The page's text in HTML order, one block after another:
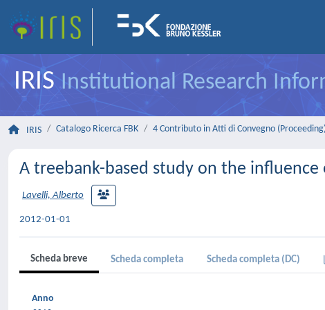
IRISInstitutional Research
IRIS Catalogo Ricerca FBK 4 Contributo in Atti di Convegno
A treebank-based study on the
Lavelli, Alberto
2012-01-01
Scheda breve Scheda completa Scheda completa (DC)
Anno